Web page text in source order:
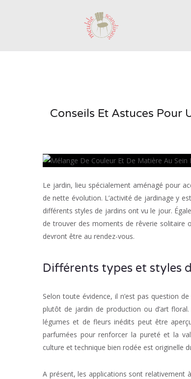
Conseils Et Astuces Pour
Le jardin, lieu spécialement aménagé pour
de nette évolution. L’activité de jardinage y
différents styles de jardins ont vu le jour.
de trouver des moments de rêverie solitaire
devront être au rendez-vous.
Différents types et styles
Selon toute évidence, il n’est pas question
plutôt de jardin de production ou d’art
légumes et de fleurs inédits peut être
parfumées pour renforcer la pureté et la
culture et technique bien rodée est originelle
A présent, les applications sont relativement